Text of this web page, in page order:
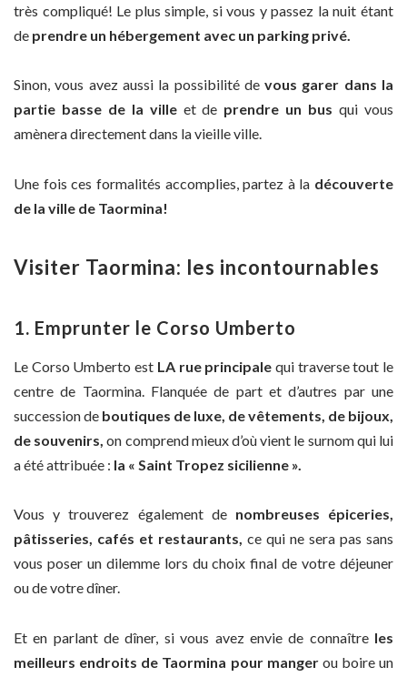
très compliqué! Le plus simple, si vous y passez la nuit étant
de prendre un hébergement avec un parking privé.
Sinon, vous avez aussi la possibilité devous garer dans la
partie basse de la villeet de prendre un bus qui vous
amènera directement dans la vieille ville.
Une fois ces formalités accomplies, partez à la découverte
de la ville de Taormina!
Visiter Taormina: les incontournables
1. Emprunter le Corso Umberto
Le Corso Umberto est LA rue principale qui traverse tout le
centre de Taormina. Flanquée de part et d’autres par une
succession de boutiques de luxe, de vêtements, de bijoux,
de souvenirs,on comprend mieux d’où vient le surnom qui lui
a été attribuée : la « Saint Tropez sicilienne ».
Vous y trouverez également de nombreuses épiceries,
pâtisseries, cafés et restaurants, ce qui ne sera pas sans
vous poser un dilemme lors du choix final de votre déjeuner
ou de votre dîner.
Et en parlant de dîner, si vous avez envie de connaître les
meilleurs endroits de Taormina pour mangerou boire un